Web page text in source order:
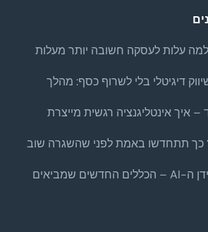
למה עלות לעסקה חשובה יותר מעלות
דיגיטלי בלי לשרוף כסף: מהלך
– איך אינטליגנציה רגשית מייצרת
כך תתחדשו באמת לפני שהשגרה שוב
שיווק בפייסבוק בעידן ה-AI – הכללים החדשים שמביאים